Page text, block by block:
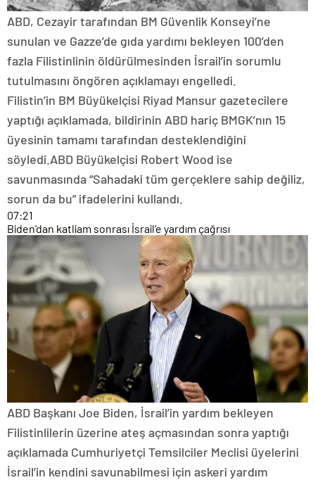
ABD, Cezayir tarafından BM Güvenlik Konseyi’ne
sunulan ve Gazze’de gıda yardımı bekleyen 100’den
fazla Filistinlinin öldürülmesinden İsrail’in sorumlu
tutulmasını öngören açıklamayı engelledi.
Filistin’in BM Büyükelçisi Riyad Mansur gazetecilere
yaptığı açıklamada, bildirinin ABD hariç BMGK’nın 15
üyesinin tamamı tarafından desteklendiğini
söyledi.ABD Büyükelçisi Robert Wood ise
savunmasında “Sahadaki tüm gerçeklere sahip değiliz,
sorun da bu” ifadelerini kullandı.
07:21
Biden’dan katliam sonrası İsrail’e yardım çağrısı
ABD Başkanı Joe Biden, İsrail’in yardım bekleyen
Filistinlilerin üzerine ateş açmasından sonra yaptığı
açıklamada Cumhuriyetçi Temsilciler Meclisi üyelerini
İsrail’in kendini savunabilmesi için askeri yardım